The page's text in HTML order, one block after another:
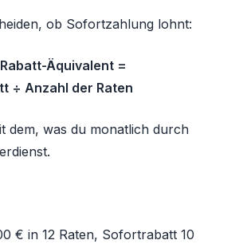
ob Sofortzahlung lohnt:
Äquivalent =
÷ Anzahl der Raten
dem, was du monatlich durch
€ in 12 Raten, Sofortrabatt 10